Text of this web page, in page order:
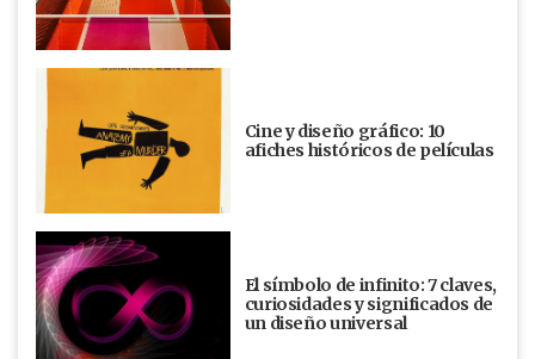
Cine y diseño gráfico: 10
afiches históricos de películas
El símbolo de infinito: 7 claves,
curiosidades y significados de
un diseño universal